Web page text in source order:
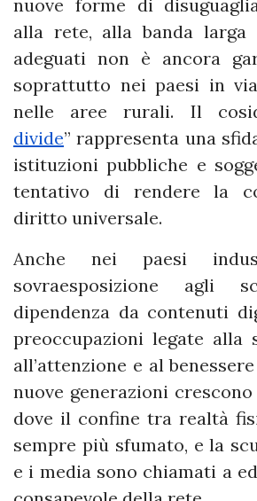
nuove forme di
alla rete, alla banda
adeguati non è ancora
soprattutto nei paesi in
nelle aree rurali. Il
divide” rappresenta una
istituzioni pubbliche e
tentativo di rendere la
diritto universale.
Anche nei paesi
sovraesposizione agli
dipendenza da contenuti
preoccupazioni legate alla
all’attenzione e al
nuove generazioni
dove il confine tra realtà
sempre più sfumato, e la
e i media sono chiamati a